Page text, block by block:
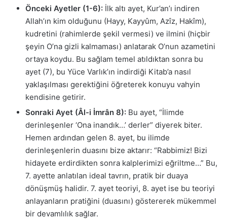
Önceki Ayetler (1-6): İlk altı ayet, Kur’an’ı indiren
Allah’ın kim olduğunu (Hayy, Kayyûm, Azîz, Hakîm),
kudretini (rahimlerde şekil vermesi) ve ilmini (hiçbir
şeyin O’na gizli kalmaması) anlatarak O’nun azametini
ortaya koydu. Bu sağlam temel atıldıktan sonra bu
ayet (7), bu Yüce Varlık’ın indirdiği Kitab’a nasıl
yaklaşılması gerektiğini öğreterek konuyu vahyin
kendisine getirir.
Sonraki Ayet (Âl-i İmrân 8): Bu ayet, “İlimde
derinleşenler ‘Ona inandık…’ derler” diyerek biter.
Hemen ardından gelen 8. ayet, bu ilimde
derinleşenlerin duasını bize aktarır: “Rabbimiz! Bizi
hidayete erdirdikten sonra kalplerimizi eğriltme…” Bu,
7. ayette anlatılan ideal tavrın, pratik bir duaya
dönüşmüş halidir. 7. ayet teoriyi, 8. ayet ise bu teoriyi
anlayanların pratiğini (duasını) göstererek mükemmel
bir devamlılık sağlar.